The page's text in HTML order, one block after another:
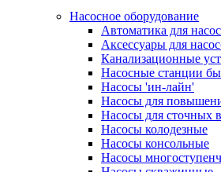
Насосное оборудование
Автоматика для
Аксессуары для
Канализационные
Насосные станции
Насосы 'ин-лайн'
Насосы для
Насосы для сточных
Насосы колодезные
Насосы консольные
Насосы